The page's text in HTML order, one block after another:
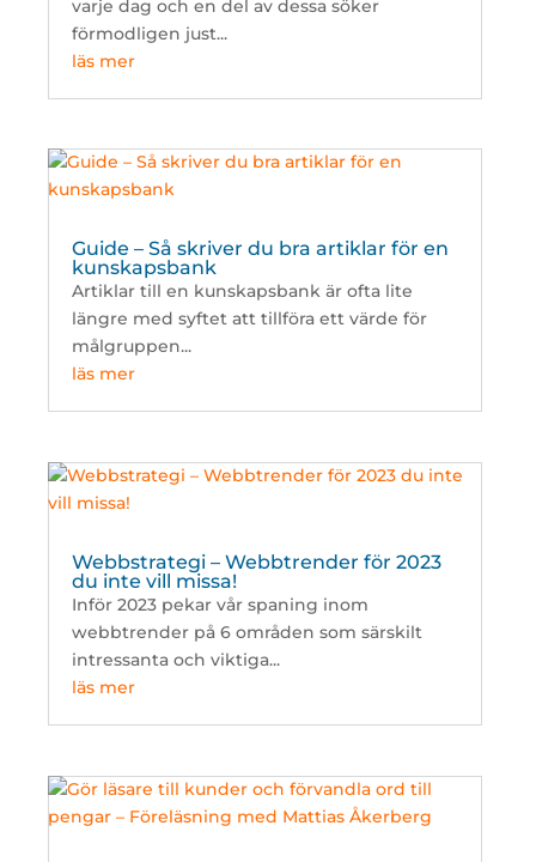
varje dag och en del av dessa söker
förmodligen just...
läs mer
Guide – Så skriver du bra artiklar för en
kunskapsbank
Artiklar till en kunskapsbank är ofta lite
längre med syftet att tillföra ett värde för
målgruppen...
läs mer
Webbstrategi – Webbtrender för 2023
du inte vill missa!
Inför 2023 pekar vår spaning inom
webbtrender på 6 områden som särskilt
intressanta och viktiga...
läs mer